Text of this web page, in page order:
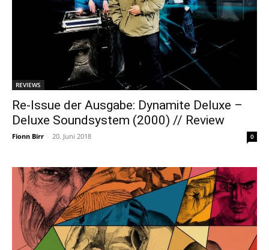
REVIEWS
Re-Issue der Ausgabe: Dynamite Deluxe –
Deluxe Soundsystem (2000) // Review
Fionn Birr - 20. Juni 2018 0